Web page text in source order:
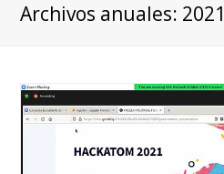
Archivos anuales: 2021